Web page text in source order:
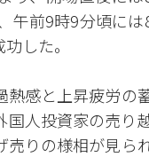
午前9時9分頃には
した。
感と上昇疲労の
人投資家の売り
売りの様相が見ら